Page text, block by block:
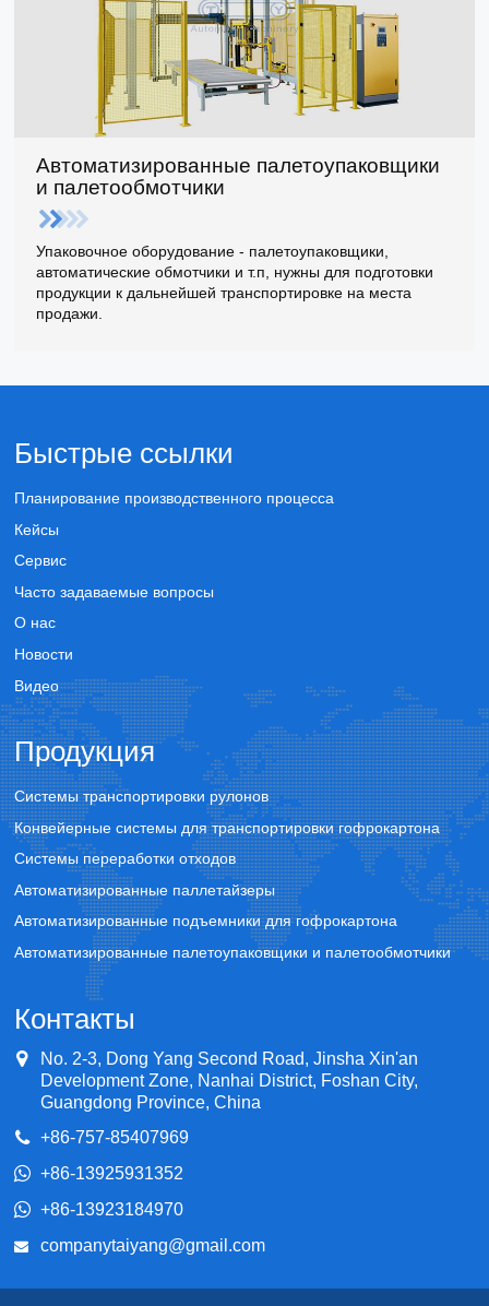
Автоматизированные палетоупаковщики
и палетообмотчики
Упаковочное оборудование - палетоупаковщики,
автоматические обмотчики и т.п, нужны для подготовки
продукции к дальнейшей транспортировке на места
продажи.
Быстрые ссылки
Планирование производственного процесса
Кейсы
Сервис
Часто задаваемые вопросы
О нас
Новости
Видео
Продукция
Системы транспортировки рулонов
Конвейерные системы для транспортировки гофрокартона
Системы переработки отходов
Автоматизированные паллетайзеры
Автоматизированные подъемники для гофрокартона
Автоматизированные палетоупаковщики и палетообмотчики
Контакты
No. 2-3, Dong Yang Second Road, Jinsha Xin'an
Development Zone, Nanhai District, Foshan City,
Guangdong Province, China
+86-757-85407969
+86-13925931352
+86-13923184970
companytaiyang@gmail.com